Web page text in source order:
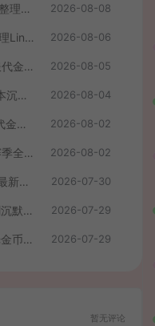
三网H5游戏【萌斗三国H5】最新整理WIN系服务端+GM后台+详细搭建教程 2026-08-08
MT3换皮MH【天穹西游】最新整理Linux手工服务端+安卓苹果双端+GM后台+详细搭建教程+全套源码+视频教程 2026-08-06
宫斗养成手游【盛世芳華多区跨服代金券本地优化版】最新整理单机一键即玩端+Linux手工服务端+CDK授权后台+安卓+详细搭建教程 2026-08-05
RED三端引擎传奇手游【2003我本沉默】最新整理Win系服务端+安卓苹果PC三端+详细搭建教程 2026-08-04
三网H5策略手游【三国兵临天下代金券内购七合修复版】最新整理单机一键即玩镜像端+Linux手工服务端+管理后台+GM授权后台+简易安卓客户端+详细搭建教程+视频教程 2026-08-02
卡牌回合手游【山海经异兽录11赛季全人物代金券内购版】最新整理WIN系服务端+授权GM后台+管理后台+热更修改工具+安卓+详细搭建教程 2026-08-02
GGE2互通西游【神界天海西柚】最新整理Win系服务端+安卓苹果PC三端+内置GM工具+全套源码+详细搭建教程+视频教程 2026-07-30
RED三端引擎传奇手游【聚义木剑沉默高仿嘟嘟沉默】最新整理Win系服务端+安卓苹果PC三端+详细搭建教程 2026-07-29
战神引擎传奇手游【1.76怀旧月光金币版】最新整理Win系复古服务端+安卓苹果双端+GM授权物品后台+详细搭建教程 2026-07-29
暂无评论